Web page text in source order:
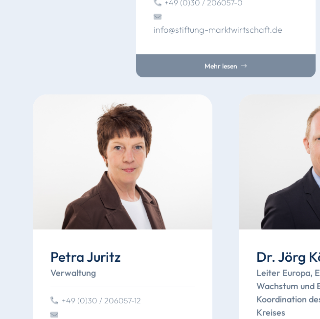
+49 (0)30 / 206057-0
info@stiftung-marktwirtschaft.de
Mehr lesen
Petra Juritz
Verwaltung
+49 (0)30 / 206057-12
Dr. Jörg
Leiter Europa,
Wachstum und
Koordination
Kreises